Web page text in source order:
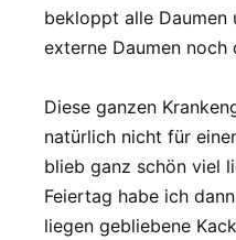
bekloppt alle Daumen
externe Daumen noch
Diese ganzen
natürlich nicht für
blieb ganz schön viel
Feiertag habe ich
liegen gebliebene